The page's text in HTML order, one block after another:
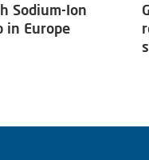
Sodium-Ion
in Europe